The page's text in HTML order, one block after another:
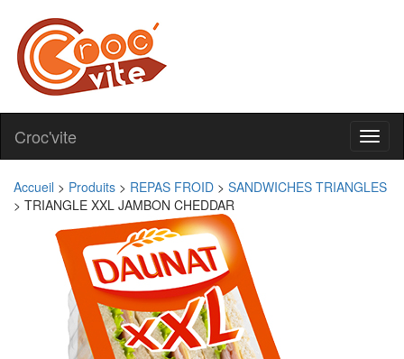
Croc'vite
Accueil > Produits > REPAS FROID > SANDWICHES TRIANGLES
> TRIANGLE XXL JAMBON CHEDDAR